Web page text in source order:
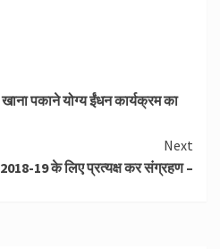
पकाने योग्य ईंधन कार्यक्रम का
Next
2018-19 के लिए प्रत्यक्ष कर संग्रहण –